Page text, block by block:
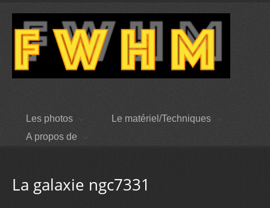
Les photos
Le matériel/Techniques
A propos de
La galaxie ngc7331